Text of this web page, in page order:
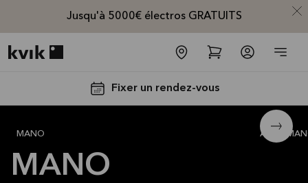
Jusqu'à 5000€ électros GRATUITS
Fixer un rendez-vous
MANO All
MANO